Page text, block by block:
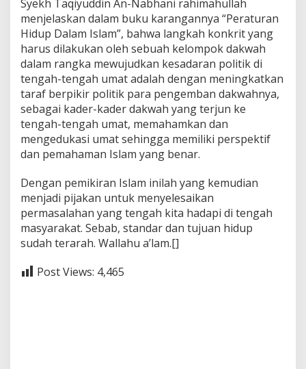
Syekh Taqiyuddin An-Nabhani rahimahullah
menjelaskan dalam buku karangannya “Peraturan
Hidup Dalam Islam”, bahwa langkah konkrit yang
harus dilakukan oleh sebuah kelompok dakwah
dalam rangka mewujudkan kesadaran politik di
tengah-tengah umat adalah dengan meningkatkan
taraf berpikir politik para pengemban dakwahnya,
sebagai kader-kader dakwah yang terjun ke
tengah-tengah umat, memahamkan dan
mengedukasi umat sehingga memiliki perspektif
dan pemahaman Islam yang benar.
Dengan pemikiran Islam inilah yang kemudian
menjadi pijakan untuk menyelesaikan
permasalahan yang tengah kita hadapi di tengah
masyarakat. Sebab, standar dan tujuan hidup
sudah terarah. Wallahu a’lam.[]
Post Views: 4,465